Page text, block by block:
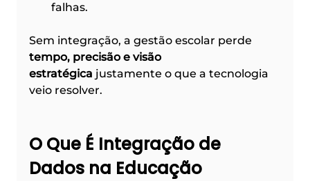
falhas.
Sem integração, a gestão escolar perde
tempo, precisão e visão
estratégica justamente o que a tecnologia
veio resolver.
O Que É Integração de
Dados na Educação